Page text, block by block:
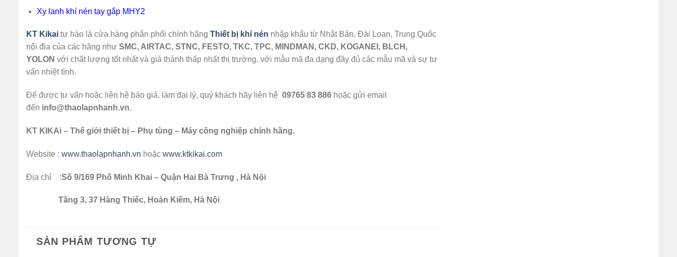
Xy lanh khí nén tay gắp MHY2
KT Kikai tự hào là cửa hàng phân phối chính hãng Thiết bị khí nén nhập khẩu từ Nhật Bản, Đài Loan, Trung Quốc
nội địa của các hãng như SMC, AIRTAC, STNC, FESTO, TKC, TPC, MINDMAN, CKD, KOGANEI, BLCH,
YOLON với chất lượng tốt nhất và giá thành thấp nhất thị trường, với mẫu mã đa dạng đầy đủ các mẫu mã và sự tư
vấn nhiệt tình.
Để được tư vấn hoặc liên hệ báo giá, làm đại lý, quý khách hãy liên hệ 09765 83 886 hoặc gửi email
đến info@thaolapnhanh.vn.
KT KIKAi – Thế giới thiết bị – Phụ tùng – Máy công nghiệp chính hãng.
Website : www.thaolapnhanh.vn hoặc www.ktkikai.com
Địa chỉ :Số 9/169 Phố Minh Khai – Quận Hai Bà Trưng , Hà Nội
Tầng 3, 37 Hàng Thiếc, Hoàn Kiếm, Hà Nội
SẢN PHẨM TƯƠNG TỰ